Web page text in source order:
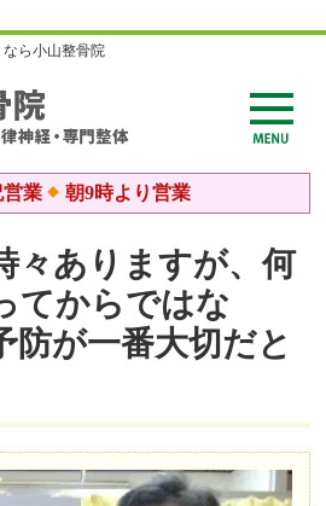
ら小山整骨院
営業 朝9時より営業
々ありますが、何
てからではな
防が一番大切だと